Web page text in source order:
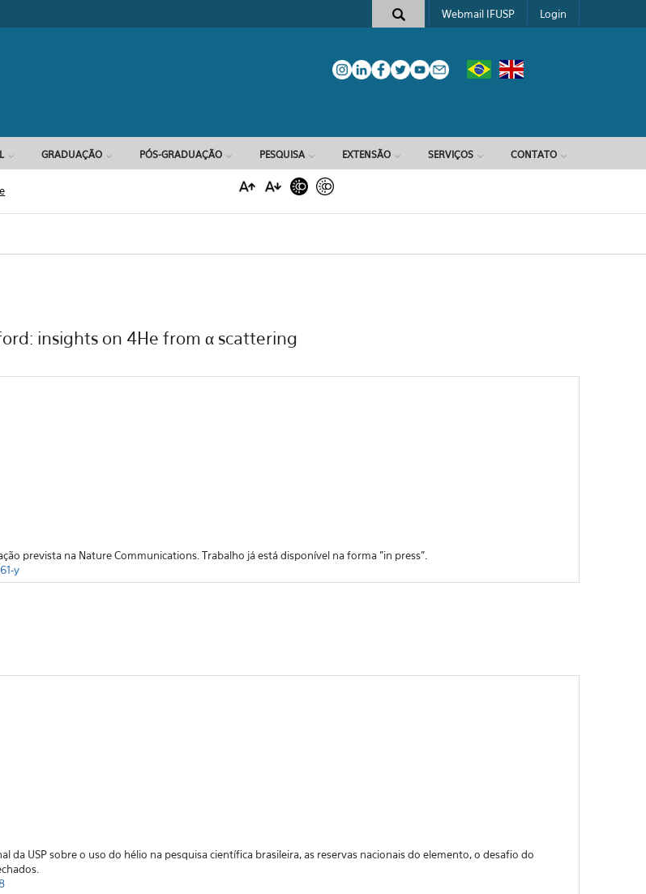
Formulário de busca
Webmail IFUSP Login
GRADUAÇÃO PÓS-GRADUAÇÃO PESQUISA EXTENSÃO SERVIÇOS CONTATO
insights on 4He from α scattering
prevista na Nature Communications. Trabalho já está disponível na forma "in press".
y
da USP sobre o uso do hélio na pesquisa científica brasileira, as reservas nacionais do elemento, o desafio do